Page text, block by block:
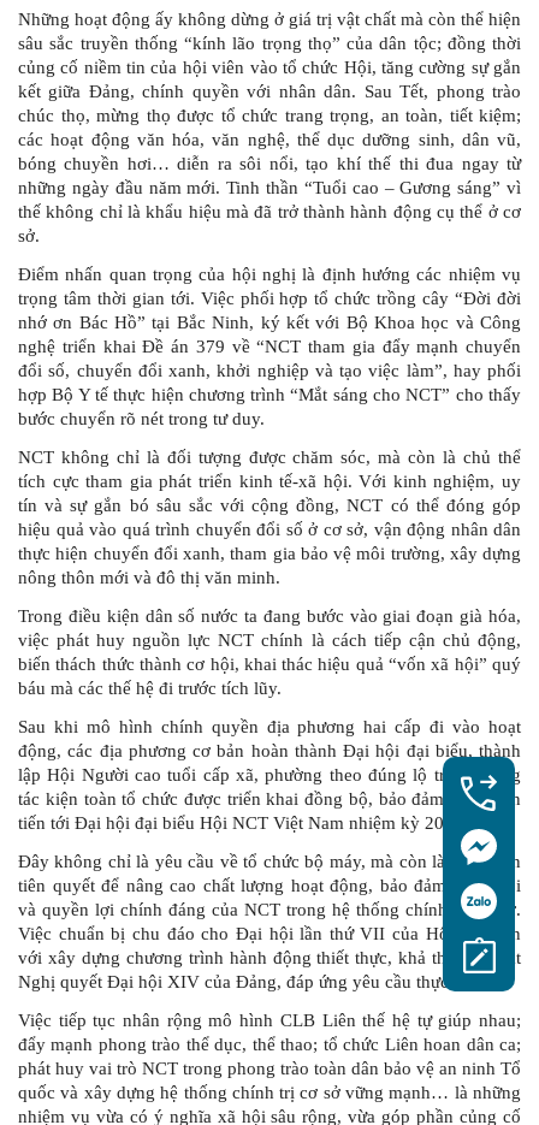
Những hoạt động ấy không dừng ở giá trị vật chất mà còn thể hiện
sâu sắc truyền thống “kính lão trọng thọ” của dân tộc; đồng thời
củng cố niềm tin của hội viên vào tổ chức Hội, tăng cường sự gắn
kết giữa Đảng, chính quyền với nhân dân. Sau Tết, phong trào
chúc thọ, mừng thọ được tổ chức trang trọng, an toàn, tiết kiệm;
các hoạt động văn hóa, văn nghệ, thể dục dưỡng sinh, dân vũ,
bóng chuyền hơi… diễn ra sôi nổi, tạo khí thế thi đua ngay từ
những ngày đầu năm mới. Tinh thần “Tuổi cao – Gương sáng” vì
thế không chỉ là khẩu hiệu mà đã trở thành hành động cụ thể ở cơ
sở.
Điểm nhấn quan trọng của hội nghị là định hướng các nhiệm vụ
trọng tâm thời gian tới. Việc phối hợp tổ chức trồng cây “Đời đời
nhớ ơn Bác Hồ” tại Bắc Ninh, ký kết với Bộ Khoa học và Công
nghệ triển khai Đề án 379 về “NCT tham gia đẩy mạnh chuyển
đổi số, chuyển đổi xanh, khởi nghiệp và tạo việc làm”, hay phối
hợp Bộ Y tế thực hiện chương trình “Mắt sáng cho NCT” cho thấy
bước chuyển rõ nét trong tư duy.
NCT không chỉ là đối tượng được chăm sóc, mà còn là chủ thể
tích cực tham gia phát triển kinh tế-xã hội. Với kinh nghiệm, uy
tín và sự gắn bó sâu sắc với cộng đồng, NCT có thể đóng góp
hiệu quả vào quá trình chuyển đổi số ở cơ sở, vận động nhân dân
thực hiện chuyển đổi xanh, tham gia bảo vệ môi trường, xây dựng
nông thôn mới và đô thị văn minh.
Trong điều kiện dân số nước ta đang bước vào giai đoạn già hóa,
việc phát huy nguồn lực NCT chính là cách tiếp cận chủ động,
biến thách thức thành cơ hội, khai thác hiệu quả “vốn xã hội” quý
báu mà các thế hệ đi trước tích lũy.
Sau khi mô hình chính quyền địa phương hai cấp đi vào hoạt
động, các địa phương cơ bản hoàn thành Đại hội đại biểu, thành
lập Hội Người cao tuổi cấp xã, phường theo đúng lộ trình. Công
tác kiện toàn tổ chức được triển khai đồng bộ, bảo đảm điều kiện
tiến tới Đại hội đại biểu Hội NCT Việt Nam nhiệm kỳ 2026–2031.
Đây không chỉ là yêu cầu về tổ chức bộ máy, mà còn là điều kiện
tiên quyết để nâng cao chất lượng hoạt động, bảo đảm tiếng nói
và quyền lợi chính đáng của NCT trong hệ thống chính trị cơ sở.
Việc chuẩn bị chu đáo cho Đại hội lần thứ VII của Hội cần gắn
với xây dựng chương trình hành động thiết thực, khả thi, bám sát
Nghị quyết Đại hội XIV của Đảng, đáp ứng yêu cầu thực tiễn.
Việc tiếp tục nhân rộng mô hình CLB Liên thế hệ tự giúp nhau;
đẩy mạnh phong trào thể dục, thể thao; tổ chức Liên hoan dân ca;
phát huy vai trò NCT trong phong trào toàn dân bảo vệ an ninh Tổ
quốc và xây dựng hệ thống chính trị cơ sở vững mạnh… là những
nhiệm vụ vừa có ý nghĩa xã hội sâu rộng, vừa góp phần củng cố